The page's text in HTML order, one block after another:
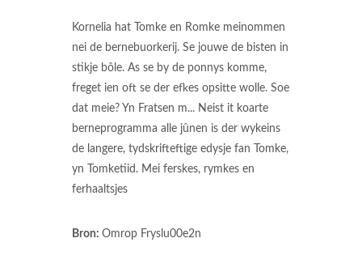
Kornelia hat Tomke en Romke meinommen
nei de bernebuorkerij. Se jouwe de bisten in
stikje bôle. As se by de ponnys komme,
freget ien oft se der efkes opsitte wolle. Soe
dat meie? Yn Fratsen m... Neist it koarte
berneprogramma alle jûnen is der wykeins
de langere, tydskrifteftige edysje fan Tomke,
yn Tomketiid. Mei ferskes, rymkes en
ferhaaltsjes
Bron: Omrop Fryslu00e2n